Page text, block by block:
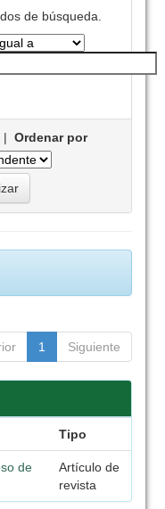
de búsqueda.
|Ordenar por
1 Siguiente
Tipo
de
Artículo de
revista